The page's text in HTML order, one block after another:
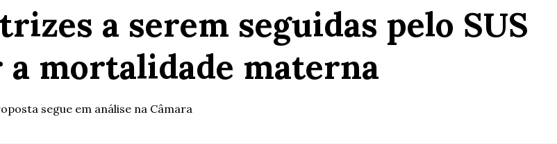
a serem seguidas pelo SUS
mortalidade materna
segue em análise na Câmara